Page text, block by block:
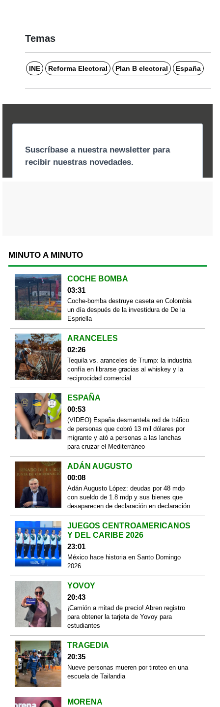
Temas
INE Reforma Electoral Plan B electoral España
MINUTO A MINUTO
COCHE BOMBA
03:31
Coche-bomba destruye caseta en Colombia
un día después de la investidura de De la
Espriella
ARANCELES
02:26
Tequila vs. aranceles de Trump: la industria
confía en librarse gracias al whiskey y la
reciprocidad comercial
ESPAÑA
00:53
(VIDEO) España desmantela red de tráfico
de personas que cobró 13 mil dólares por
migrante y ató a personas a las lanchas
para cruzar el Mediterráneo
ADÁN AUGUSTO
00:08
Adán Augusto López: deudas por 48 mdp
con sueldo de 1.8 mdp y sus bienes que
desaparecen de declaración en declaración
JUEGOS CENTROAMERICANOS
Y DEL CARIBE 2026
23:01
México hace historia en Santo Domingo
2026
YOVOY
20:43
¡Camión a mitad de precio! Abren registro
para obtener la tarjeta de Yovoy para
estudiantes
TRAGEDIA
20:35
Nueve personas mueren por tiroteo en una
escuela de Tailandia
MORENA